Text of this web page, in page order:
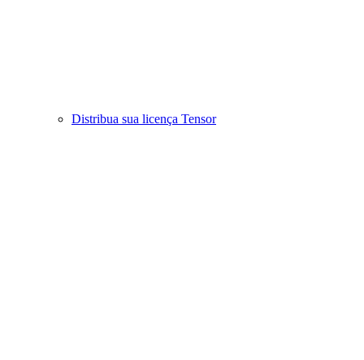
Distribua sua licença Tensor